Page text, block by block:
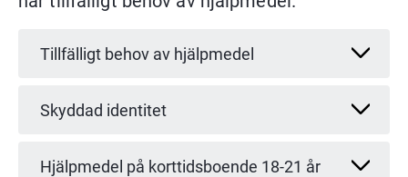
Tillfälligt behov av hjälpmedel
Skyddad identitet
Hjälpmedel på korttidsboende 18-21 år